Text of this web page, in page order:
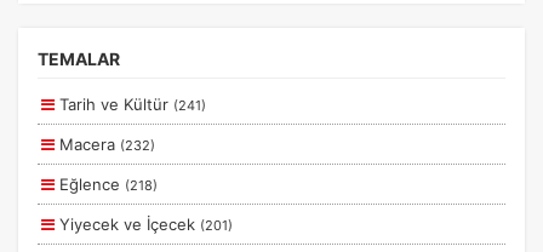
Planlanan
Otobüs Ile
Uçak Ile
Ekstralar Dahil
TEMALAR
Tarih ve Kültür (241)
Macera (232)
Eğlence (218)
Yiyecek ve İçecek (201)